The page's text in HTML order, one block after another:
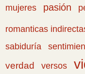
mujeres
pasión
romanticas
sabiduría
verdad
versos